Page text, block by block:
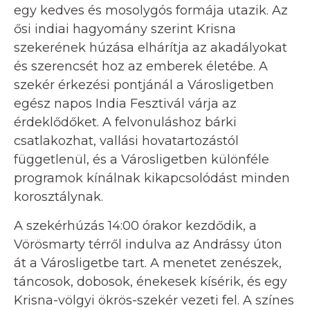
egy kedves és mosolygós formája utazik. Az
ősi indiai hagyomány szerint Krisna
szekerének húzása elhárítja az akadályokat
és szerencsét hoz az emberek életébe. A
szekér érkezési pontjánál a Városligetben
egész napos India Fesztivál várja az
érdeklődőket. A felvonuláshoz bárki
csatlakozhat, vallási hovatartozástól
függetlenül, és a Városligetben különféle
programok kínálnak kikapcsolódást minden
korosztálynak.
A szekérhúzás 14:00 órakor kezdődik, a
Vörösmarty térről indulva az Andrássy úton
át a Városligetbe tart. A menetet zenészek,
táncosok, dobosok, énekesek kísérik, és egy
Krisna-völgyi ökrös-szekér vezeti fel. A színes